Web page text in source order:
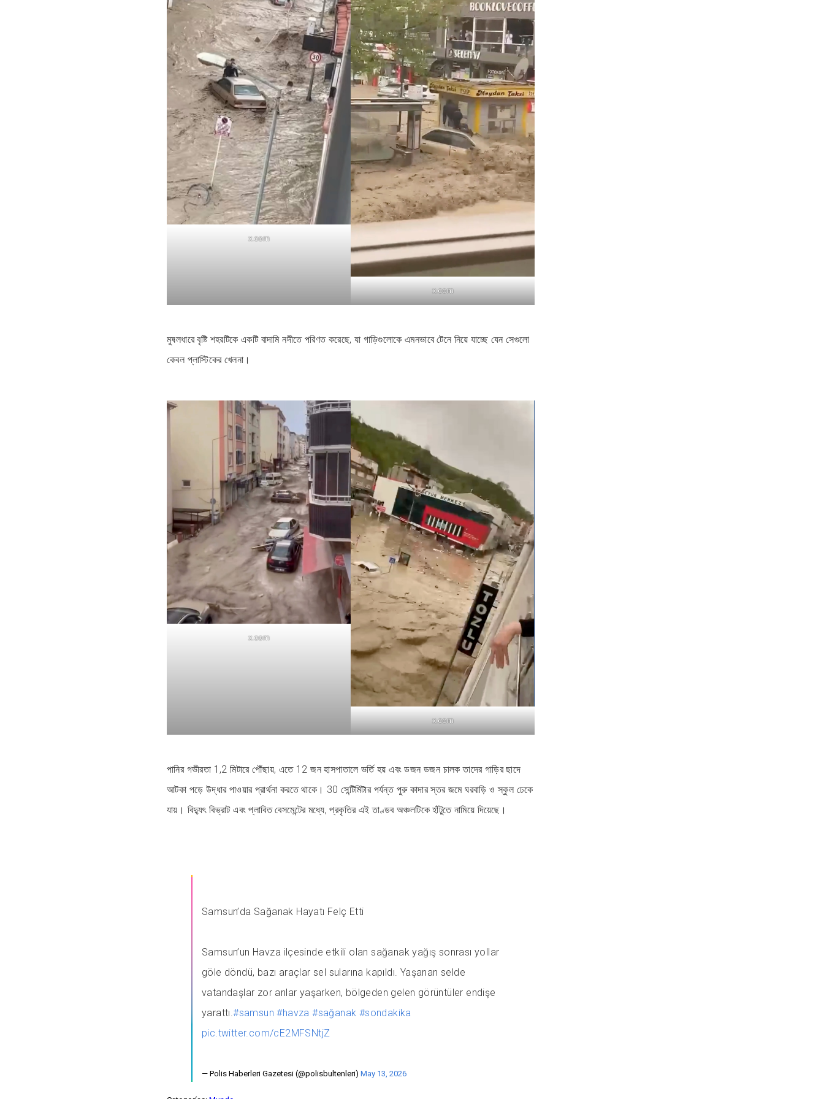
x.com
x.com
মুষলধারে বৃষ্টি শহরটিকে একটি বাদামি নদীতে পরিণত করেছে, যা গাড়িগুলোকে এমনভাবে টেনে নিয়ে যাচ্ছে যেন সেগুলো
কেবল প্লাস্টিকের খেলনা।
x.com
x.com
পানির গভীরতা 1,2 মিটারে পৌঁছায়, এতে 12 জন হাসপাতালে ভর্তি হয় এবং ডজন ডজন চালক তাদের গাড়ির ছাদে
আটকা পড়ে উদ্ধার পাওয়ার প্রার্থনা করতে থাকে। 30 সেন্টিমিটার পর্যন্ত পুরু কাদার স্তর জমে ঘরবাড়ি ও স্কুল ঢেকে
যায়। বিদ্যুৎ বিভ্রাট এবং প্লাবিত বেসমেন্টের মধ্যে, প্রকৃতির এই তাণ্ডব অঞ্চলটিকে হাঁটুতে নামিয়ে দিয়েছে।
Samsun’da Sağanak Hayatı Felç Etti
Samsun’un Havza ilçesinde etkili olan sağanak yağış sonrası yollar
göle döndü, bazı araçlar sel sularına kapıldı. Yaşanan selde
vatandaşlar zor anlar yaşarken, bölgeden gelen görüntüler endişe
yarattı.#samsun #havza #sağanak #sondakika
pic.twitter.com/cE2MFSNtjZ
— Polis Haberleri Gazetesi (@polisbultenleri) May 13, 2026